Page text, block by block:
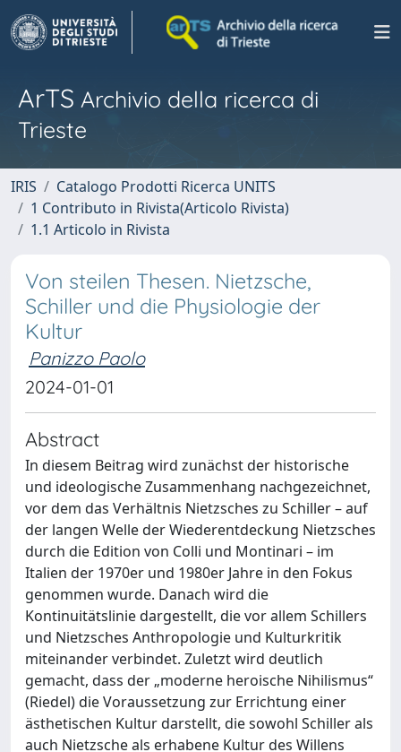
ArTS Archivio della ricerca di
Trieste
IRIS
Catalogo Prodotti Ricerca UNITS
1 Contributo in Rivista(Articolo Rivista)
1.1 Articolo in Rivista
Von steilen Thesen. Nietzsche,
Schiller und die Physiologie der
Kultur
Panizzo Paolo
2024-01-01
Abstract
In diesem Beitrag wird zunächst der historische
und ideologische Zusammenhang nachgezeichnet,
vor dem das Verhältnis Nietzsches zu Schiller – auf
der langen Welle der Wiederentdeckung Nietzsches
durch die Edition von Colli und Montinari – im
Italien der 1970er und 1980er Jahre in den Fokus
genommen wurde. Danach wird die
Kontinuitätslinie dargestellt, die vor allem Schillers
und Nietzsches Anthropologie und Kulturkritik
miteinander verbindet. Zuletzt wird deutlich
gemacht, dass der „moderne heroische Nihilismus“
(Riedel) die Voraussetzung zur Errichtung einer
ästhetischen Kultur darstellt, die sowohl Schiller als
auch Nietzsche als erhabene Kultur des Willens